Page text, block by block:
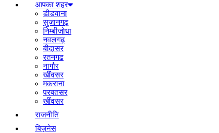
आपका शहर
डीडवाना
सुजानगढ़
निम्बीजोधा
नवलगढ़
बीदासर
रतनगढ
नागौर
खींवसर
मकराना
परबतसर
खींवसर
राजनीति
बिज़नेस